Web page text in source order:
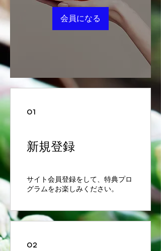
会員になる
01
新規登録
サイト会員登録をして、特典プロ
グラムをお楽しみください。
02